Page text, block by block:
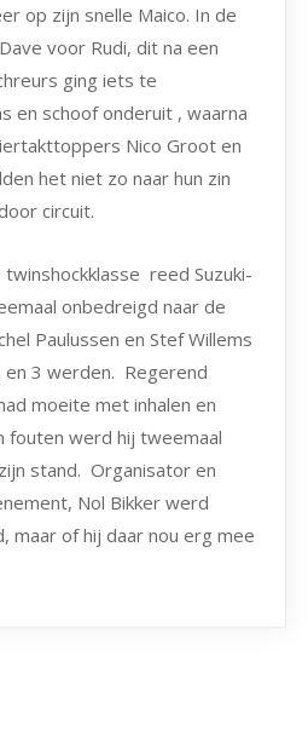
op zijn snelle Maico. In de
voor Rudi, dit na een
ging iets te
en schoof onderuit , waarna
Nico Groot en
het niet zo naar hun zin
circuit.
reed Suzuki-
onbedreigd naar de
Paulussen en Stef Willems
3 werden. Regerend
moeite met inhalen en
fouten werd hij tweemaal
stand. Organisator en
Nol Bikker werd
maar of hij daar nou erg mee